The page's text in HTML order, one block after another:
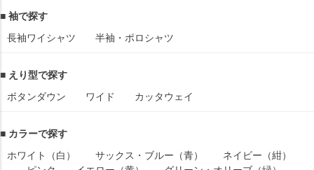
■ 袖で探す
長袖ワイシャツ
半袖・ポロシャツ
■ えり型で探す
ボタンダウン
ワイド カッタウェイ
■ カラーで探す
ホワイト（白）
サックス・ブルー（青）
ネイビー（紺）